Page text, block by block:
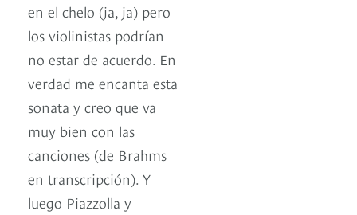
en el chelo (ja, ja) pero
los violinistas podrían
no estar de acuerdo. En
verdad me encanta esta
sonata y creo que va
muy bien con las
canciones (de Brahms
en transcripción). Y
luego Piazzolla y